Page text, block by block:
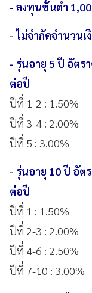
- ลงทุนขั้นต่ำ
- ไม่จำกัดจำนวนเ
- รุ่นอายุ 5 ปี อัตร
ต่อปี
ปีที่ 1-2 : 1.50%
ปีที่ 3-4 : 2.00%
ปีที่ 5 : 3.00%
- รุ่นอายุ 10 ปี อัต
ต่อปี
ปีที่ 1 : 1.50%
ปีที่ 2-3 : 2.00%
ปีที่ 4-6 : 2.50%
ปีที่ 7-10 : 3.00%